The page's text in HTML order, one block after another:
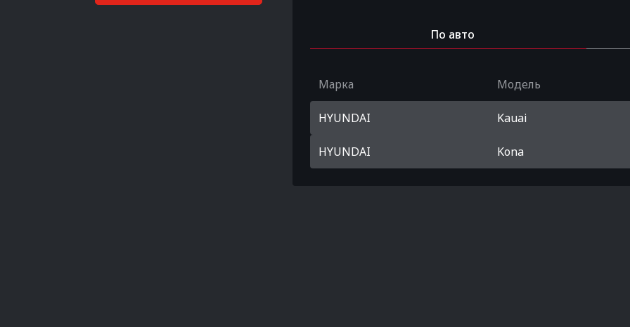
По авто
Марка Модель
HYUNDAI Kauai
HYUNDAI Kona